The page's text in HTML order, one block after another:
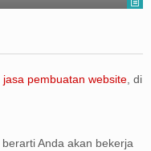
jasa pembuatan website , di
berarti Anda akan bekerja